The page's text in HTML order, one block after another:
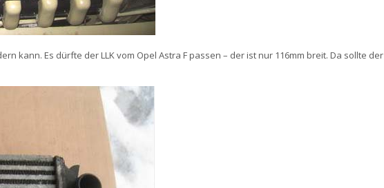
kann. Es dürfte der LLK vom Opel Astra F passen – der ist nur 116mm breit. Da sollte der